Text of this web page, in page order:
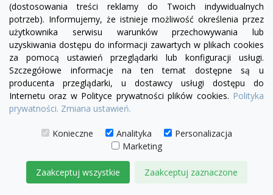
żółtyzielonyczerwony
czekoladowy
miętowy
błękitny
turkusowy
+22
Pufa Chesterfield Classic
1 250,00 zł
DODAJ DO KOSZYKA
(dostosowania treści reklamy do Twoich indywidualnych
potrzeb). Informujemy, że istnieje możliwość określenia przez
użytkownika serwisu warunków przechowywania lub
uzyskiwania dostępu do informacji zawartych w plikach cookies
za pomocą ustawień przeglądarki lub konfiguracji usługi.
Szczegółowe informacje na ten temat dostępne są u
producenta przeglądarki, u dostawcy usługi dostępu do
Internetu oraz w Polityce prywatności plików cookies. Polityka
prywatności. Zmiana ustawień.
Konieczne Analityka
Personalizacja
Marketing
Zaakceptuj wszystkie Zaakceptuj zaznaczone